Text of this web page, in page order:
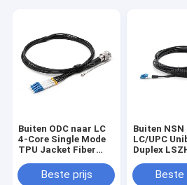
Buiten ODC naar LC
4-Core Single Mode
TPU Jacket Fiber
Beste prijs
Buiten NSN
LC/UPC
Duplex
Beste